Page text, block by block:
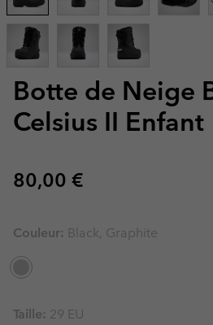
Botte de Neige
Celsius II Enfant
Regular price:
80,00 €
Couleur: Black, Graphite
Taille: 29 EU